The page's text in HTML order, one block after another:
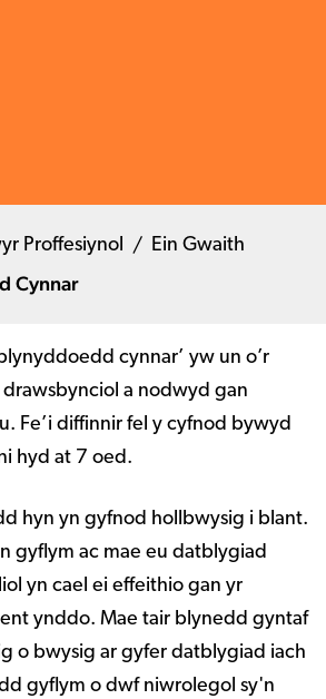
Proffesiynol Ein Gwaith
Cynnar
cynnar’ yw un o’r
a nodwyd gan
Fe’i diffinnir fel y cyfnod bywyd
hyd at 7 oed.
hyn yn gyfnod hollbwysig i blant.
gyflym ac mae eu datblygiad
yn cael ei effeithio gan yr
ynddo. Mae tair blynedd gyntaf
o bwysig ar gyfer datblygiad iach
gyflym o dwf niwrolegol sy'n